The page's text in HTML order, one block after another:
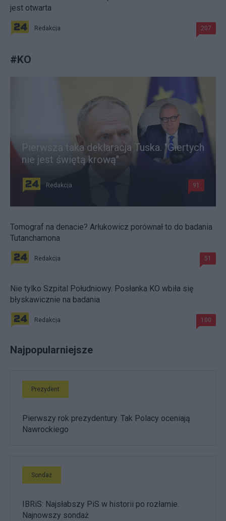
jest otwarta
Redakcja 207
#KO
Pierwsza taka deklaracja Tuska. "Giertych
nie jest świętą krową"
Redakcja 91
Tomograf na denacie? Arłukowicz porównał to do badania
Tutanchamona
Redakcja 51
Nie tylko Szpital Południowy. Posłanka KO wbiła się
błyskawicznie na badania
Redakcja 100
Najpopularniejsze
Prezydent
Pierwszy rok prezydentury. Tak Polacy oceniają
Nawrockiego
Sondaż
IBRiS: Najsłabszy PiS w historii po rozłamie.
Najnowszy sondaż